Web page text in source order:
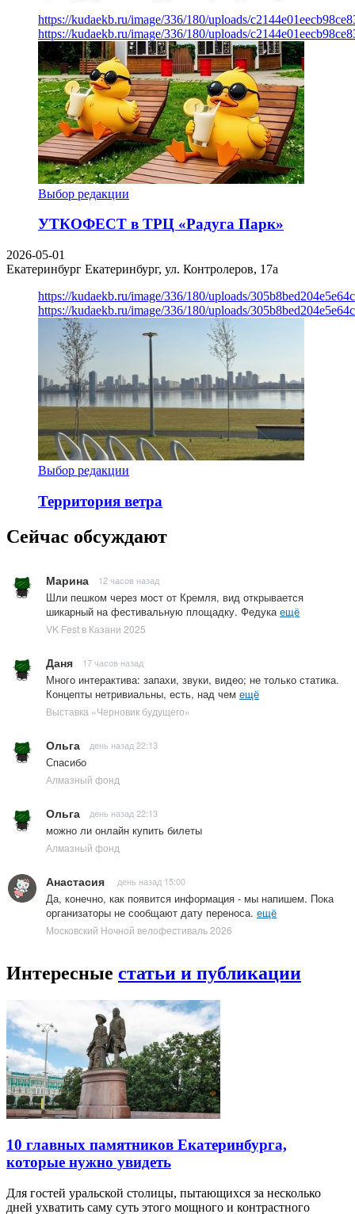
https://kudaekb.ru/image/336/180/uploads/
https://kudaekb.ru/image/336/180/uploads/
Выбор редакции
УТКОФЕСТ в ТРЦ «Радуга Парк»
2026-05-01
Екатеринбург Екатеринбург, ул. Контролеров, 17а
https://kudaekb.ru/image/336/180/uploads/
https://kudaekb.ru/image/336/180/uploads/
Выбор редакции
Территория ветра
Сейчас обсуждают
Марина 12 часов назад
Шли пешком через мост от Кремля, вид открывается
шикарный на фестивальную площадку. Федука ещё
VK Fest в Казани 2025
Даня 17 часов назад
Много интерактива: запахи, звуки, видео; не только статика.
Концепты нетривиальны, есть, над чем ещё
Выставка «Черновик будущего»
Ольга день назад 22:13
Спасибо
Алмазный фонд
Ольга день назад 22:13
можно ли онлайн купить билеты
Алмазный фонд
Анастасия день назад 15:00
Да, конечно, как появится информация - мы напишем. Пока
организаторы не сообщают дату переноса. ещё
Московский Ночной велофестиваль 2026
Интересные статьи и публикации
10 главных памятников Екатеринбурга,
которые нужно увидеть
Для гостей уральской столицы, пытающихся за несколько
дней ухватить саму суть этого мощного и контрастного